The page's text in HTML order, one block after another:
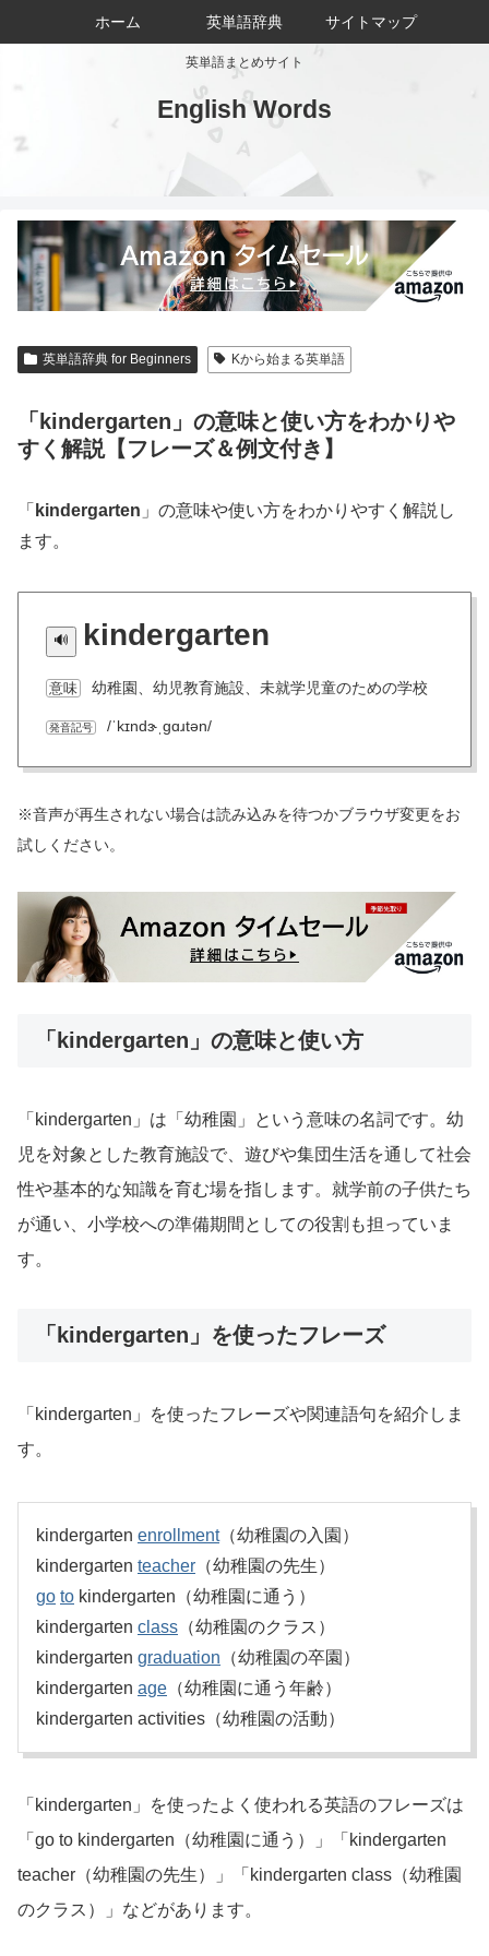
英単語まとめサイト
English Words
ホーム 英単語辞典 サイトマップ
英単語辞典 for Beginners Kから始まる英単語
「kindergarten」の意味と使い方をわかりや
すく解説【フレーズ＆例文付き】
「 kindergarten 」の意味や使い方をわかりやすく解説し
ます。
kindergarten
意味 幼稚園、幼児教育施設、未就学児童のための学校
発音記号 /ˈkɪndɝˌɡɑɹtən/
※音声が再生されない場合は読み込みを待つかブラウザ変更をお
試しください。
「kindergarten」の意味と使い方
「kindergarten」は「幼稚園」という意味の名詞です。幼
児を対象とした教育施設で、遊びや集団生活を通して社会
性や基本的な知識を育む場を指します。就学前の子供たち
が通い、小学校への準備期間としての役割も担っていま
す。
「kindergarten」を使ったフレーズ
「kindergarten」を使ったフレーズや関連語句を紹介しま
す。
kindergarten enrollment（幼稚園の入園）
kindergarten teacher （幼稚園の先生）
go to kindergarten（幼稚園に通う）
kindergarten class （幼稚園のクラス）
kindergarten graduation （幼稚園の卒園）
kindergarten age （幼稚園に通う年齢）
kindergarten activities（幼稚園の活動）
「kindergarten」を使ったよく使われる英語のフレーズは
「go to kindergarten（幼稚園に通う）」「kindergarten
teacher（幼稚園の先生）」「kindergarten class（幼稚園
のクラス）」などがあります。